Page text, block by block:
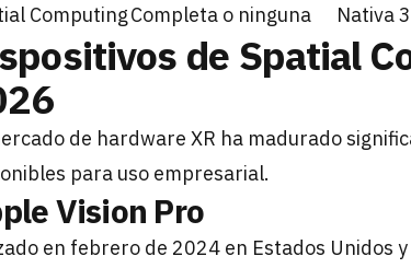
ComputingCompleta o ninguna Nativa
de Spatial
de hardware XR ha madurado
para uso empresarial.
Vision Pro
en febrero de 2024 en Estados Unidos